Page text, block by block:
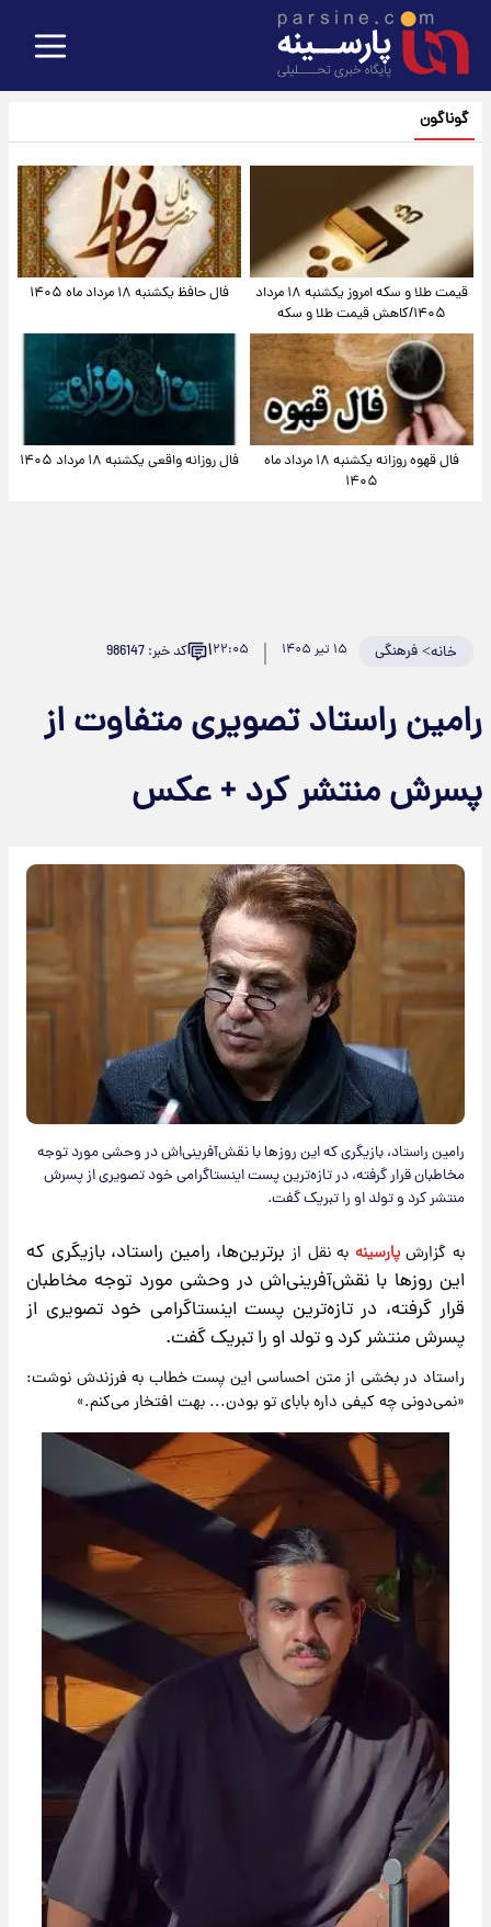
گوناگون
قیمت طلا و سکه امروز یکشنبه ۱۸ مرداد
۱۴۰۵/کاهش قیمت طلا و سکه
فال حافظ یکشنبه ۱۸ مرداد ماه ۱۴۰۵
فال قهوه روزانه یکشنبه ۱۸ مرداد ماه
۱۴۰۵
فال روزانه واقعی یکشنبه ۱۸ مرداد ۱۴۰۵
خانه>فرهنگی ۱۵ تیر ۱۴۰۵ ۲۲:۰۵۱ کد خبر: 986147
رامین راستاد تصویری متفاوت از
پسرش منتشر کرد + عکس
رامین راستاد، بازیگری که این روزها با نقش‌آفرینی‌اش در وحشی مورد توجه
مخاطبان قرار گرفته، در تازه‌ترین پست اینستاگرامی خود تصویری از پسرش
منتشر کرد و تولد او را تبریک گفت.
به گزارش پارسینه به نقل از برترین‌ها، رامین راستاد، بازیگری که
این روزها با نقش‌آفرینی‌اش در وحشی مورد توجه مخاطبان
قرار گرفته، در تازه‌ترین پست اینستاگرامی خود تصویری از
پسرش منتشر کرد و تولد او را تبریک گفت.
راستاد در بخشی از متن احساسی این پست خطاب به فرزندش نوشت:
«نمی‌دونی چه کیفی داره بابای تو بودن... بهت افتخار می‌کنم.»